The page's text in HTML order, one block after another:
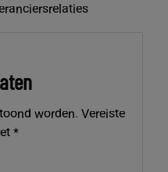
worden. Vereiste
*